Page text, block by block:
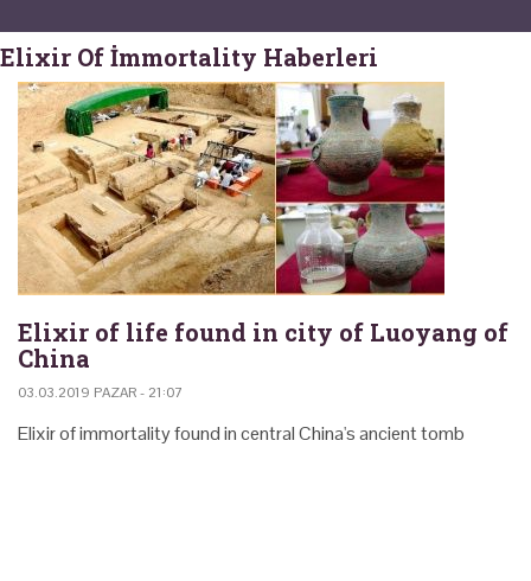
Elixir Of İmmortality Haberleri
Elixir of life found in city of Luoyang of
China
03.03.2019 PAZAR - 21:07
Elixir of immortality found in central China's ancient tomb